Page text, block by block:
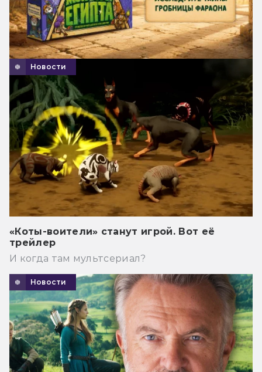
Новости
«Коты-воители» станут игрой. Вот её
трейлер
И когда там мультсериал?
Новости